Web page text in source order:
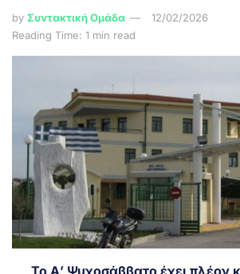
by Συντακτική Ομάδα
12/02/2026
Reading Time: 1 min read